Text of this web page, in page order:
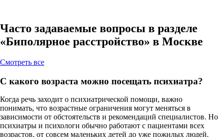
Часто задаваемые вопросы в разделе
«Биполярное расстройство» в Москве
Cмотреть все
С какого возраста можно посещать психиатра?
Когда речь заходит о психиатрической помощи, важно
понимать, что возрастные ограничения могут меняться в
зависимости от обстоятельств и рекомендаций специалистов. Но
психиатры и психологи обычно работают с пациентами всех
возрастов, от совсем маленьких детей до уже пожилых людей.